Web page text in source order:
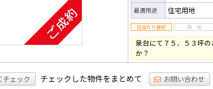
最適用途
住宅用地
泉台にて７５．５３坪
か？
チェック チェックした物件をまとめて お問い合わせ